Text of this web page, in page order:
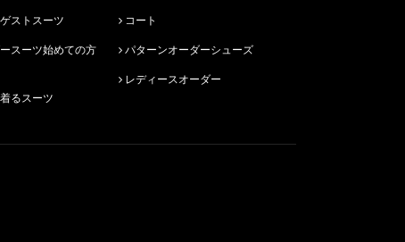
ストスーツ
るスーツ
コート
パターンオーダーシューズ
レディースオーダー